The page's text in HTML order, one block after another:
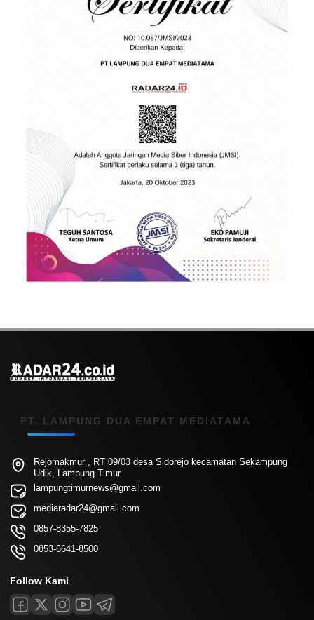
PT. LAMPUNG DUA EMPAT MEDIATAMA
Rejomakmur , RT 09/03 desa Sidorejo kecamatan Sekampung
Udik, Lampung Timur
lampungtimurnews@gmail.com
mediaradar24@gmail.com
0857-8355-7825
0853-6641-8500
Follow Kami